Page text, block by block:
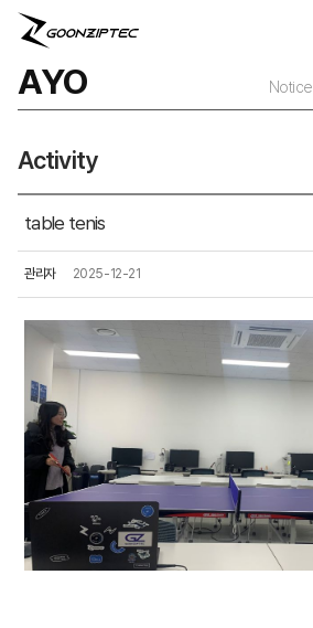
AYO Notice
Activity
table tenis
관리자 2025-12-21